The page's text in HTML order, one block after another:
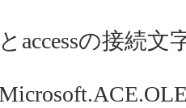
accessの接続